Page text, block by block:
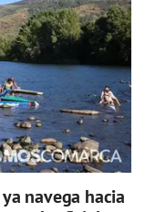
navega hacia